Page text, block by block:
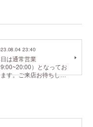
23:40
は通常営業
9:00~20:00）となってお
す。ご来店お待ちし…